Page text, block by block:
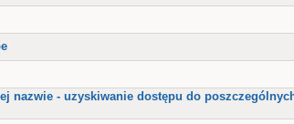
nazwie - uzyskiwanie dostępu do